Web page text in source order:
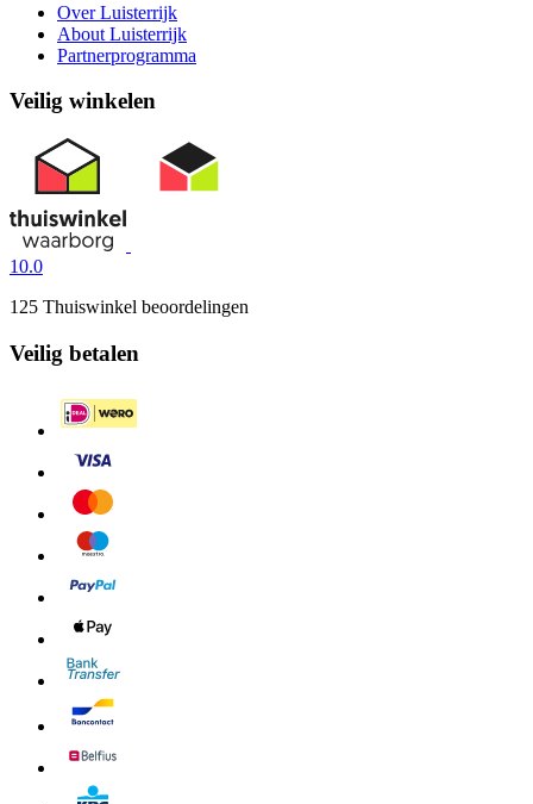
Over Luisterrijk
About Luisterrijk
Partnerprogramma
Veilig winkelen
10.0
125 Thuiswinkel beoordelingen
Veilig betalen